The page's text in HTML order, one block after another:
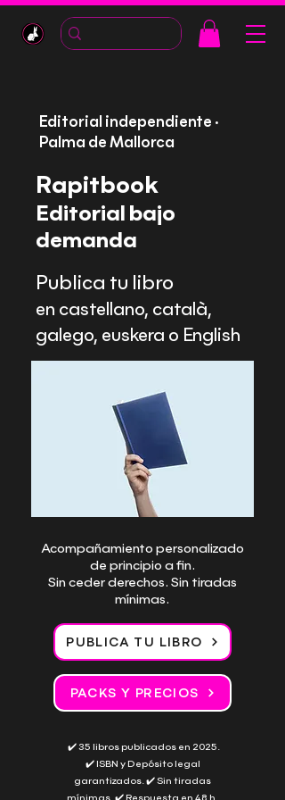
Editorial independiente ·
Palma de Mallorca
Rapitbook
Editorial bajo
demanda
Publica tu libro
en castellano, català,
galego, euskera o English
Acompañamiento personalizado
de principio a fin.
Sin ceder derechos. Sin tiradas
mínimas.
PUBLICA TU LIBRO
PACKS Y PRECIOS
✔️ 35 libros publicados en 2025.
✔️ ISBN y Depósito legal
garantizados. ✔️ Sin tiradas
mínimas. ✔️ Respuesta en 48 h.